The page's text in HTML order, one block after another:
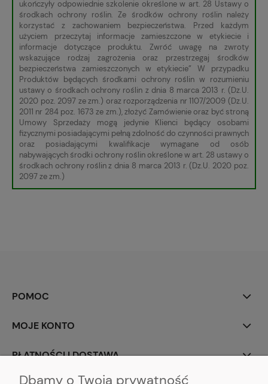
ukończyły odpowiednie szkolenie określone w art. 28 Ustawy o
środkach ochrony roślin. Ze środków ochrony roślin należy
korzystać z zachowaniem bezpieczeństwa. Przed każdym
użyciem przeczytaj informacje zamieszczone w etykiecie i
informacje dotyczące produktu. Zwróć uwagę na zwroty
wskazujące rodzaj zagrożenia oraz przestrzegaj środków
bezpieczeństwa zamieszczonych w etykiecie” W przypadku
Produktów będących środkami ochrony roślin w rozumieniu
ustawy o środkach ochrony roślin z dnia 8 marca 2013 r. (Dz.U.
2020 poz. 2097 ze zm.) oraz rozporządzenia nr 1107/2009 (Dz.U.
2011 nr 284 poz. 1673 ze zm.), złożyć Zamówienie oraz być stroną
Umowy Sprzedaży mogą jedynie Klienci będący osobami
fizycznymi posiadającymi pełną zdolność do czynności prawnych
oraz posiadającymi kwalifikacje wymagane od osób
nabywających środki ochrony roślin określone w art. 28 ustawy o
środkach ochrony roślin z dnia 8 marca 2013 r. (Dz.U. 2020 poz.
2097 ze zm.)
POMOC
MOJE KONTO
PŁATNOŚCI I DOSTAWA
Dbamy o Twoją prywatność